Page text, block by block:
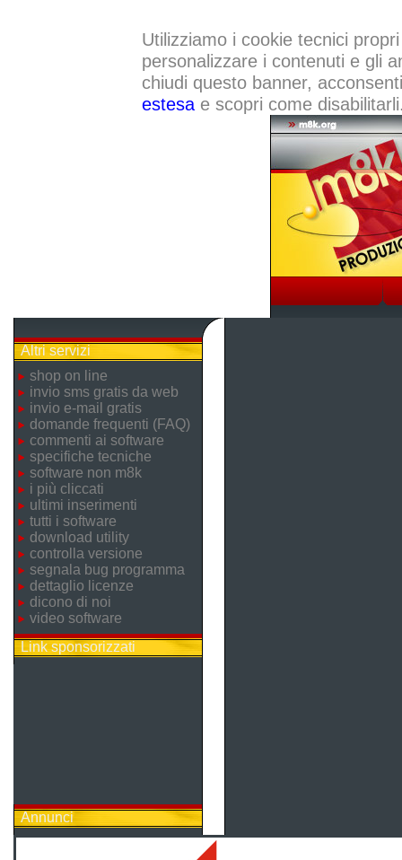
Utilizziamo i cookie tecnici
personalizzare i contenuti e gli
chiudi questo banner,
estesae scopri come
Altri servizi
shop on line
invio sms gratis da web
invio e-mail gratis
domande frequenti (FAQ)
commenti ai software
specifiche tecniche
software non m8k
i più cliccati
ultimi inserimenti
tutti i software
download utility
controlla versione
segnala bug programma
dettaglio licenze
dicono di noi
video software
Link sponsorizzati
Annunci